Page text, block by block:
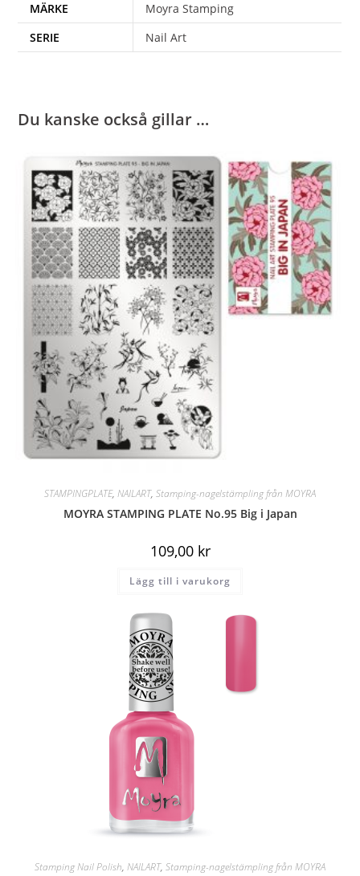
MÄRKE
Moyra Stamping
SERIE
Nail Art
Du kanske också gillar …
STAMPINGPLATE, NAILART, Stamping-nagelstämpling från MOYRA
MOYRA STAMPING PLATE No.95 Big i Japan
109,00 kr
Lägg till i varukorg
Stamping Nail Polish, NAILART, Stamping-nagelstämpling från MOYRA